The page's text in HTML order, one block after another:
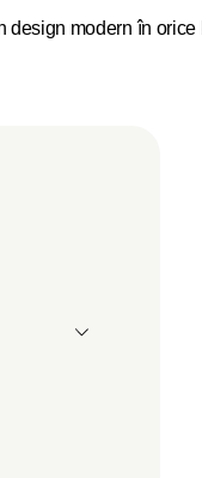
design modern în